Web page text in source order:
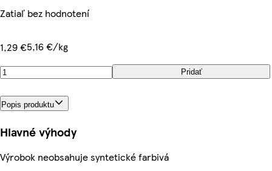
Zatiaľ bez hodnotení
1,29 €5,16 €/kg
Pridať
Popis produktu
Hlavné výhody
Výrobok neobsahuje syntetické farbivá